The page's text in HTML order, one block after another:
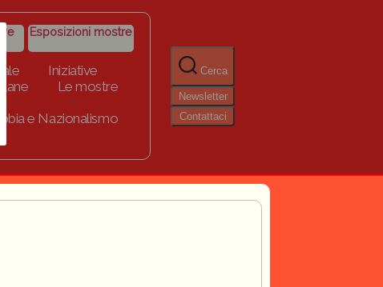
Esposizioni mostre
Iniziative
Le mostre
e Nazionalismo
Cerca
Newsletter
Contattaci